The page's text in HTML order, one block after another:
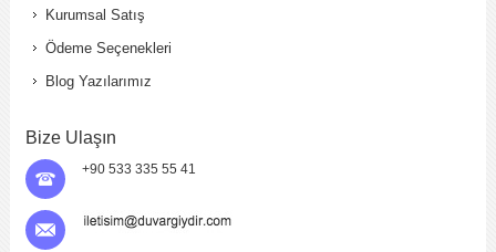
Kurumsal Satış
Ödeme Seçenekleri
Blog Yazılarımız
Bize Ulaşın
+90 533 335 55 41